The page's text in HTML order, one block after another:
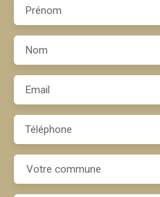
Prénom
Nom
Email
Téléphone
Votre commune